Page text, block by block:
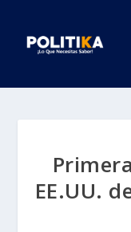
EE.UU.